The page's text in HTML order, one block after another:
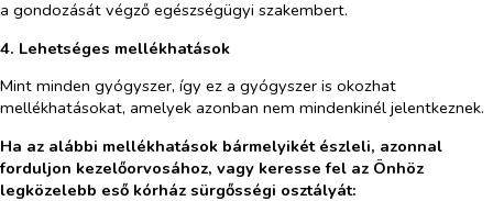
a gondozását végző egészségügyi szakembert.
4. Lehetséges mellékhatások
Mint minden gyógyszer, így ez a gyógyszer is okozhat
mellékhatásokat, amelyek azonban nem mindenkinél jelentkeznek.
Ha az alábbi mellékhatások bármelyikét észleli, azonnal
forduljon kezelőorvosához, vagy keresse fel az Önhöz
legközelebb eső kórház sürgősségi osztályát: